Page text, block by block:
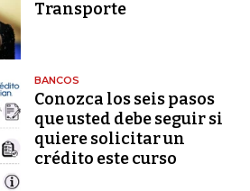
Transporte
BANCOS
Conozca los seis pasos
que usted debe seguir si
quiere solicitar un
crédito este curso